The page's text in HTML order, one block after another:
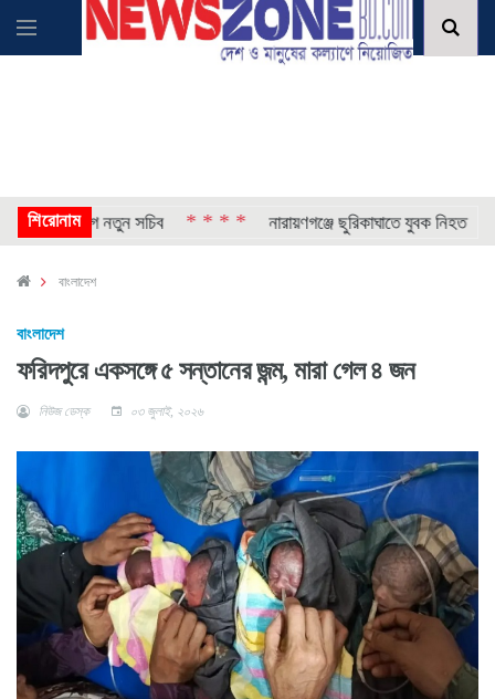
শিরোনাম
বিভাগে নতুন সচিব * * * * নারায়ণগঞ্জে ছুরিকাঘাতে যুবক নিহত * * *
বাংলাদেশ
বাংলাদেশ
ফরিদপুরে একসঙ্গে ৫ সন্তানের জন্ম, মারা গেল ৪ জন
নিউজ ডেস্ক ০৩ জুলাই, ২০২৬